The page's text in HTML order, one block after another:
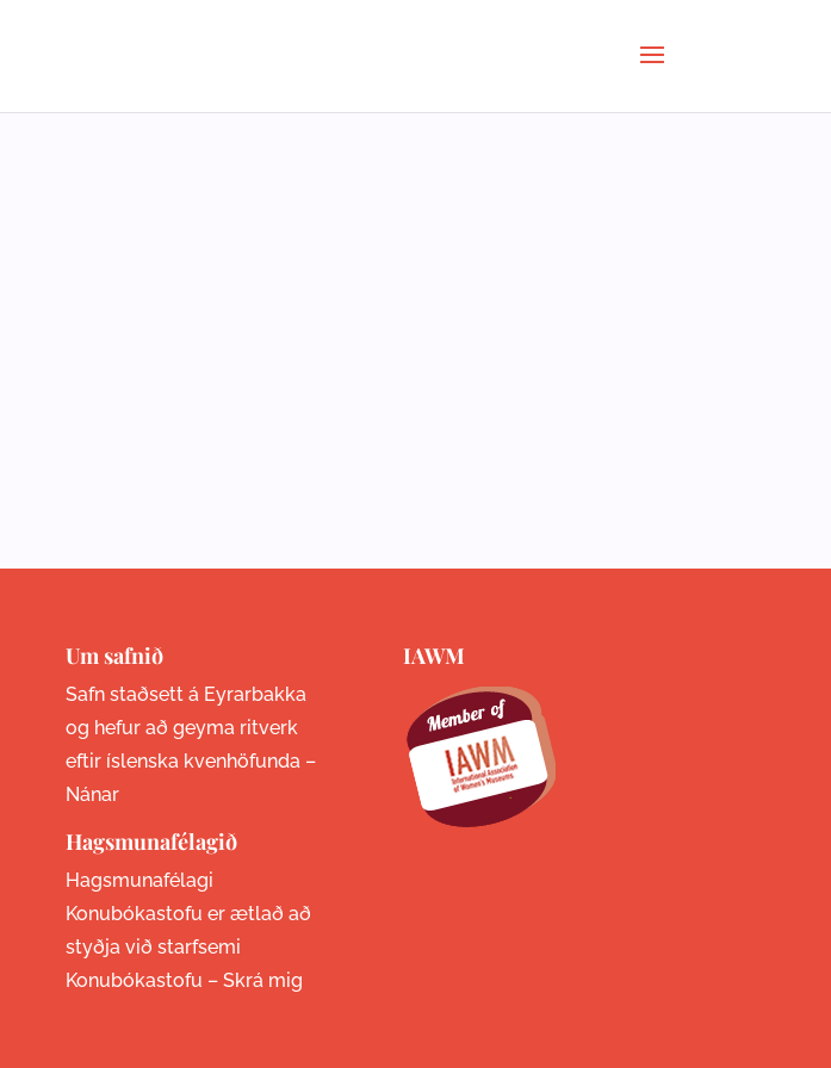
Um safnið
Safn staðsett á Eyrarbakka
og hefur að geyma ritverk
eftir íslenska kvenhöfunda –
Nánar
Hagsmunafélagið
Hagsmunafélagi
Konubókastofu er ætlað að
styðja við starfsemi
Konubókastofu – Skrá mig
IAWM